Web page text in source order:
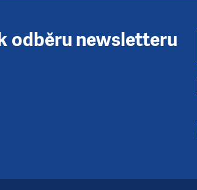
odběru newsletteru